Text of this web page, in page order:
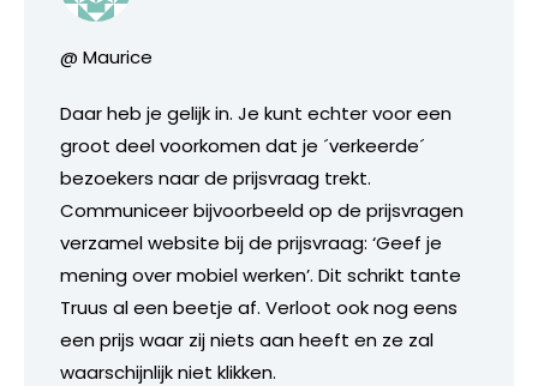
@ Maurice
Daar heb je gelijk in. Je kunt echter voor een
groot deel voorkomen dat je ´verkeerde´
bezoekers naar de prijsvraag trekt.
Communiceer bijvoorbeeld op de prijsvragen
verzamel website bij de prijsvraag: ‘Geef je
mening over mobiel werken’. Dit schrikt tante
Truus al een beetje af. Verloot ook nog eens
een prijs waar zij niets aan heeft en ze zal
waarschijnlijk niet klikken.